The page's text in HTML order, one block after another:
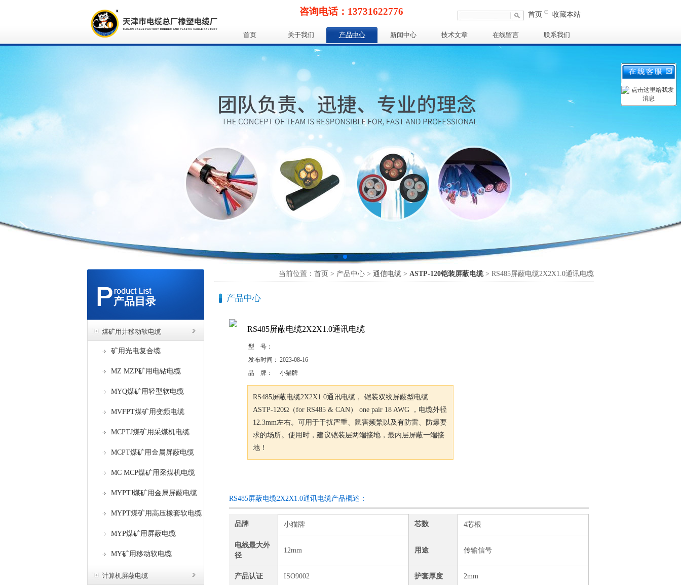
咨询电话：13731622776 首页 收藏本站
首页 关于我们 产品中心 新闻中心 技术文章 在线留言 联系我们
产品目录
煤矿用井移动软电缆
矿用光电复合缆
MZ MZP矿用电钻电缆
MYQ煤矿用轻型软电缆
MVFPT煤矿用变频电缆
MCPTJ煤矿用采煤机电缆
MCPT煤矿用金属屏蔽电缆
MC MCP煤矿用采煤机电缆
MYPTJ煤矿用金属屏蔽电缆
MYPT煤矿用高压橡套软电缆
MYP煤矿用屏蔽电缆
MY矿用移动软电缆
计算机屏蔽电缆
当前位置：首页 > 产品中心 > 通信电缆 > ASTP-120铠装屏蔽电缆> RS485屏蔽电缆2X2X1.0通讯电缆
产品中心
RS485屏蔽电缆2X2X1.0通讯电缆
型 号：
发布时间： 2023-08-16
品 牌：
小猫牌
RS485屏蔽电缆2X2X1.0通讯电缆， 铠装双绞屏蔽型电缆
ASTP-120Ω（for RS485 & CAN） one pair 18 AWG ，电缆外径
12.3mm左右。可用于干扰严重、鼠害频繁以及有防雷、防爆要
求的场所。使用时，建议铠装层两端接地，最内层屏蔽一端接
地！
RS485屏蔽电缆2X2X1.0通讯电缆产品概述：
品牌 小猫牌 芯数 4芯根
电线最大外
径
12mm 用途 传输信号
产品认证 ISO9002 护套厚度 2mm